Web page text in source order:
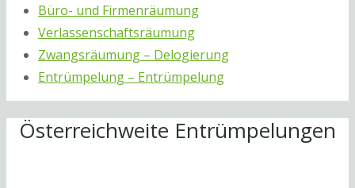
Büro- und Firmenräumung
Verlassenschaftsräumung
Zwangsräumung – Delogierung
Entrümpelung – Entrümpelung
Österreichweite Entrümpelungen